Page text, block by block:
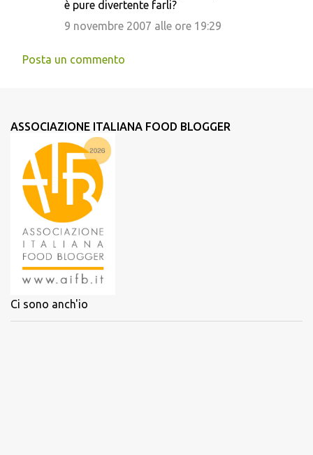
è pure divertente farli?
9 novembre 2007 alle ore 19:29
Posta un commento
ASSOCIAZIONE ITALIANA FOOD BLOGGER
Ci sono anch'io